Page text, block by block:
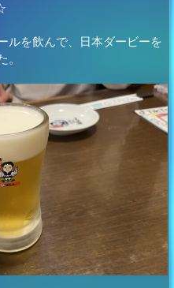
ルを飲んで、日本ダービーを